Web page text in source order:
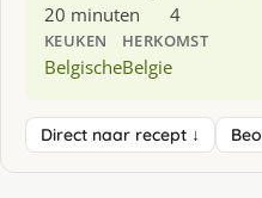
20 minuten 4
KEUKEN
Belgische
HERKOMST
Belgie
Direct naar recept ↓